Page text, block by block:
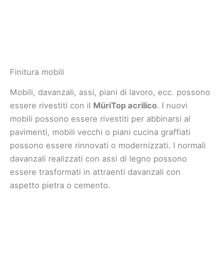
Finitura mobili
Mobili, davanzali, assi, piani di lavoro, ecc. possono
essere rivestiti con il MüriTop acrilico. I nuovi
mobili possono essere rivestiti per abbinarsi al
pavimenti, mobili vecchi o piani cucina graffiati
possono essere rinnovati o modernizzati. I normali
davanzali realizzati con assi di legno possono
essere trasformati in attraenti davanzali con
aspetto pietra o cemento.